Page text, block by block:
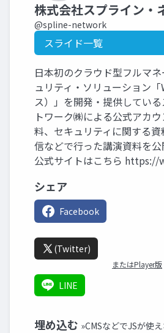
株式会社スプライン・
@spline-network
スライド一覧
日本初のクラウド型フルマ
ュリティ・ソリューション
ス）」を開発・提供してい
トワーク㈱による公式アカ
料、セキュリティに関する
信などで行った講演資料を公
公式サイトはこちら https://
シェア
Facebook
(Twitter)
またはPlayer版
LINE
埋め込む »CMSなどでJSが使